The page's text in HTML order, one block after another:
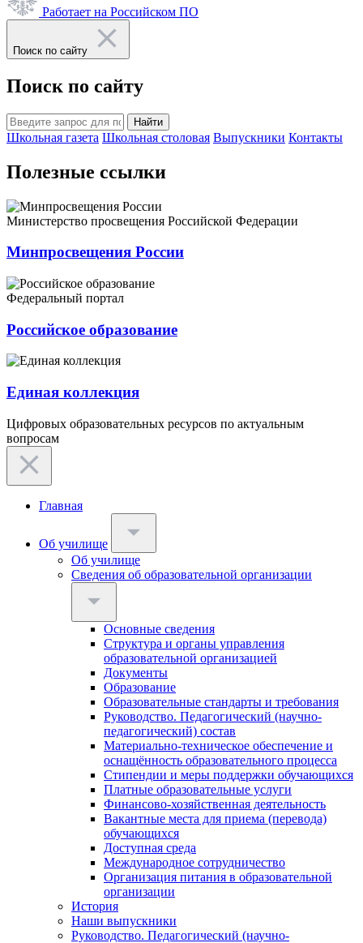
Работает на Российском ПО
Поиск по сайту
Поиск по сайту
Найти
Школьная газета Школьная столовая Выпускники Контакты
Полезные ссылки
Министерство просвещения Российской Федерации
Минпросвещения России
Федеральный портал
Российское образование
Единая коллекция
Цифровых образовательных ресурсов по актуальным
вопросам
Главная
Об училище
Об училище
Сведения об образовательной организации
Основные сведения
Структура и органы управления
образовательной организацией
Документы
Образование
Образовательные стандарты и требования
Руководство. Педагогический (научно-
педагогический) состав
Материально-техническое обеспечение и
оснащённость образовательного процесса
Стипендии и меры поддержки обучающихся
Платные образовательные услуги
Финансово-хозяйственная деятельность
Вакантные места для приема (перевода)
обучающихся
Доступная среда
Международное сотрудничество
Организация питания в образовательной
организации
История
Наши выпускники
Руководство. Педагогический (научно-